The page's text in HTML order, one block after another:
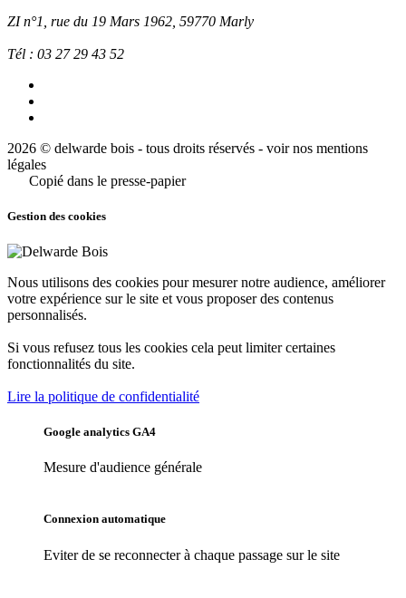
ZI n°1, rue du 19 Mars 1962, 59770 Marly
Tél : 03 27 29 43 52
2026 © delwarde bois - tous droits réservés - voir nos mentions
légales
Copié dans le presse-papier
Gestion des cookies
Nous utilisons des cookies pour mesurer notre audience, améliorer
votre expérience sur le site et vous proposer des contenus
personnalisés.
Si vous refusez tous les cookies cela peut limiter certaines
fonctionnalités du site.
Lire la politique de confidentialité
Google analytics GA4
Mesure d'audience générale
Connexion automatique
Eviter de se reconnecter à chaque passage sur le site